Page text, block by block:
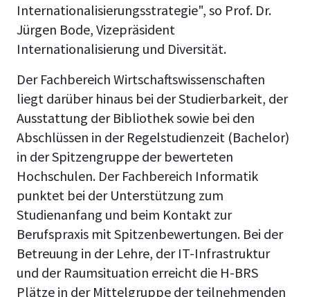
Internationalisierungsstrategie", so Prof. Dr.
Jürgen Bode, Vizepräsident
Internationalisierung und Diversität.
Der Fachbereich Wirtschaftswissenschaften
liegt darüber hinaus bei der Studierbarkeit, der
Ausstattung der Bibliothek sowie bei den
Abschlüssen in der Regelstudienzeit (Bachelor)
in der Spitzengruppe der bewerteten
Hochschulen. Der Fachbereich Informatik
punktet bei der Unterstützung zum
Studienanfang und beim Kontakt zur
Berufspraxis mit Spitzenbewertungen. Bei der
Betreuung in der Lehre, der IT-Infrastruktur
und der Raumsituation erreicht die H-BRS
Plätze in der Mittelgruppe der teilnehmenden